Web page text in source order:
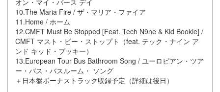
10.The Maria Fire / ザ・マリア・ファイア
11.Home / ホーム
12.CMFT Must Be Stopped [Feat. Tech N9ne & Kid Bookie] /
CMFT マスト・ビー・ストップト（feat. テック・ナイン ア
ンド キッド・ブッキー）
13.European Tour Bus Bathroom Song / ユーロピアン・ツア
ー・バス・バスルーム・ ソング
＋日本盤ボーナストラック収録予定（詳細は後日）